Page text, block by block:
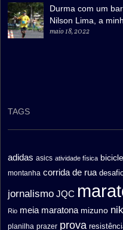
Durma com um
Nilson Lima, a
maio 18, 2022
TAGS
adidas asics atividade física
montanha corrida de rua
jornalismo JQC
Rio meia maratona mizuno
planilha prazer prova